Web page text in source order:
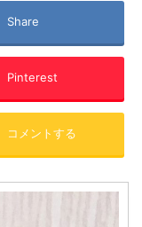
Share
Pinterest
コメントする